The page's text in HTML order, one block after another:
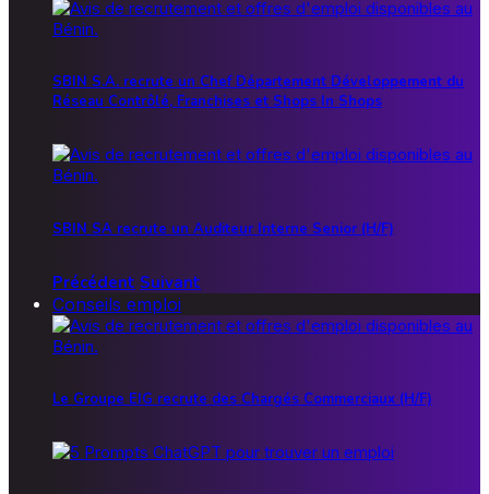
SBIN S.A. recrute un Chef Département Développement du
Réseau Contrôlé, Franchises et Shops In Shops
SBIN SA recrute un Auditeur Interne Senior (H/F)
Précédent Suivant
Conseils emploi
Le Groupe EIG recrute des Chargés Commerciaux (H/F)